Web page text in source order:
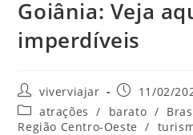
Goiânia: Veja
imperdíveis
Autor
do
post:
viverviajar
Post
publicado:
11/02/
Categoria
do
atrações / barato /
Região Centro-Oeste
/